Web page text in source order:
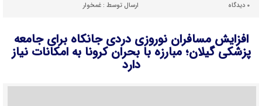
۰ دیدگاه ارسال توسط :غمخوار
افزایش مسافران نوروزی دردی جانکاه برای جامعه
پزشکی گیلان؛ مبارزه با بحران کرونا به امکانات نیاز
دارد